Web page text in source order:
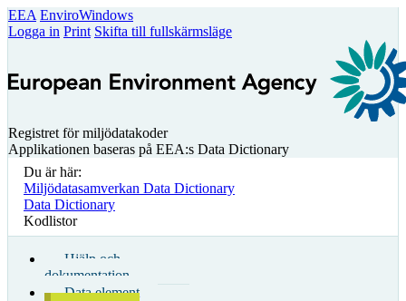
EEA EnviroWindows
Logga in Print Skifta till fullskärmsläge
Registret för miljödatakoder
Applikationen baseras på EEA:s Data Dictionary
Du är här:
Miljödatasamverkan Data Dictionary
Data Dictionary
Kodlistor
Hjälp och
dokumentation
Data element